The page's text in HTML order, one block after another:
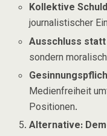
Kollektive
journalistischer
Ausschluss
sondern
Medienfreiheit
Positionen.
Alternative: